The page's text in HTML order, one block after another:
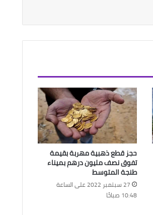
حجز قطع ذهبية مهربة بقيمة
تفوق نصف مليون درهم بميناء
طنجة المتوسط
27 سبتمبر 2022 على الساعة
10:48 صباحًا